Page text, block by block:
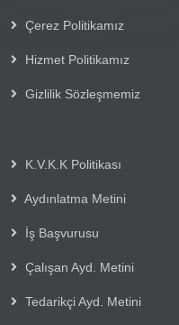
Çerez Politikamız
Hizmet Politikamız
Gizlilik Sözleşmemiz
K.V.K.K Politikası
Aydınlatma Metini
İş Başvurusu
Çalışan Ayd. Metini
Tedarikçi Ayd. Metini